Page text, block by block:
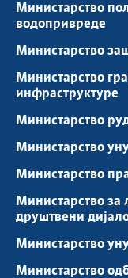
Министарство
водопривреде
Министарство
Министарство
инфраструктуре
Министарство
Министарство
Министарство
Министарство
друштвени
Министарство
Министарство